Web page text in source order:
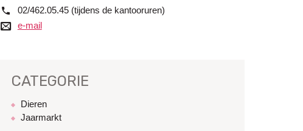
tel.
02/462.05.45 (tijdens de kantooruren)
e-maile-mail
CATEGORIE
Dieren
Jaarmarkt